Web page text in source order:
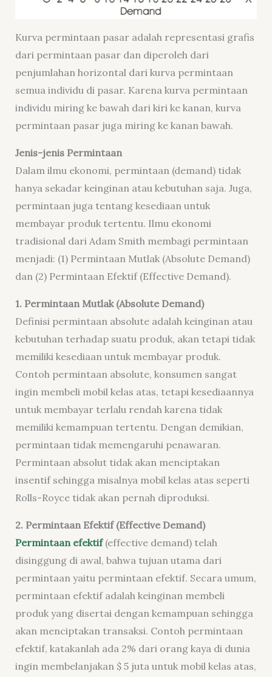
Kurva permintaan pasar adalah representasi grafis
dari permintaan pasar dan diperoleh dari
penjumlahan horizontal dari kurva permintaan
semua individu di pasar. Karena kurva permintaan
individu miring ke bawah dari kiri ke kanan, kurva
permintaan pasar juga miring ke kanan bawah.
Jenis-jenis Permintaan
Dalam ilmu ekonomi, permintaan (demand) tidak
hanya sekadar keinginan atau kebutuhan saja. Juga,
permintaan juga tentang kesediaan untuk
membayar produk tertentu. Ilmu ekonomi
tradisional dari Adam Smith membagi permintaan
menjadi: (1) Permintaan Mutlak (Absolute Demand)
dan (2) Permintaan Efektif (Effective Demand).
1. Permintaan Mutlak (Absolute Demand)
Definisi permintaan absolute adalah keinginan atau
kebutuhan terhadap suatu produk, akan tetapi tidak
memiliki kesediaan untuk membayar produk.
Contoh permintaan absolute, konsumen sangat
ingin membeli mobil kelas atas, tetapi kesediaannya
untuk membayar terlalu rendah karena tidak
memiliki kemampuan tertentu. Dengan demikian,
permintaan tidak memengaruhi penawaran.
Permintaan absolut tidak akan menciptakan
insentif sehingga misalnya mobil kelas atas seperti
Rolls-Royce tidak akan pernah diproduksi.
2. Permintaan Efektif (Effective Demand)
Permintaan efektif(effective demand) telah
disinggung di awal, bahwa tujuan utama dari
permintaan yaitu permintaan efektif. Secara umum,
permintaan efektif adalah keinginan membeli
produk yang disertai dengan kemampuan sehingga
akan menciptakan transaksi. Contoh permintaan
efektif, katakanlah ada 2% dari orang kaya di dunia
ingin membelanjakan $ 5 juta untuk mobil kelas atas,